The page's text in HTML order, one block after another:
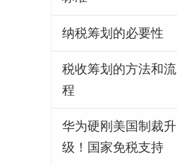
纳税筹划的必要性
税收筹划的方法和流
程
华为硬刚美国制裁升
级！国家免税支持